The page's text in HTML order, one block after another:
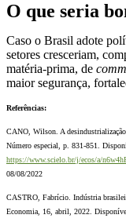
O que seria
Caso o Brasil adote
setores cresceriam,
matéria-prima, de
maior segurança,
Referências:
CANO, Wilson. A
Número especial, p. 831-851.
https://www.scielo.br/j/ecos/a/
08/08/2022
CASTRO, Fabrício. Indústria
Economia, 16, abril, 2022.